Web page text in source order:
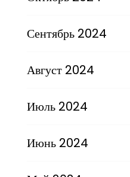
Сентябрь 2024
Август 2024
Июль 2024
Июнь 2024